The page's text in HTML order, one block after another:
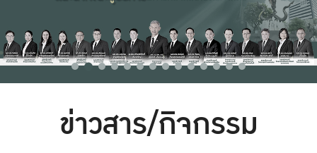
ข่าวสาร/กิจกรรม